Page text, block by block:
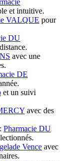
et intuitive.
VALQUE pour
DU
avec une
DE
et un suivi
avec des
Pharmacie DU
Vence avec